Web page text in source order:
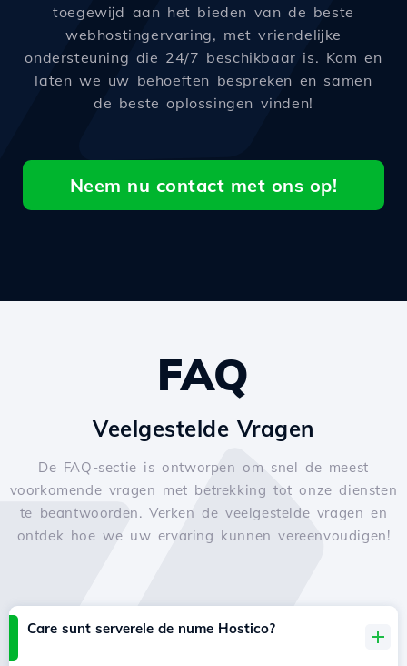
toegewijd aan het bieden van de beste
webhostingervaring, met vriendelijke
ondersteuning die 24/7 beschikbaar is. Kom en
laten we uw behoeften bespreken en samen
de beste oplossingen vinden!
Neem nu contact met ons op!
FAQ
Veelgestelde Vragen
De FAQ-sectie is ontworpen om snel de meest
voorkomende vragen met betrekking tot onze diensten
te beantwoorden. Verken de veelgestelde vragen en
ontdek hoe we uw ervaring kunnen vereenvoudigen!
Care sunt serverele de nume Hostico?